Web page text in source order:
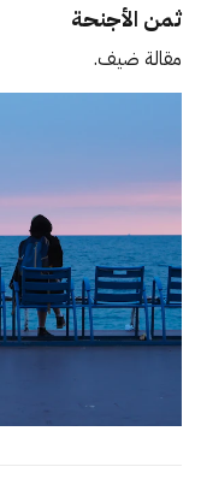
ثمن الأجنحة
مقالة ضيف.